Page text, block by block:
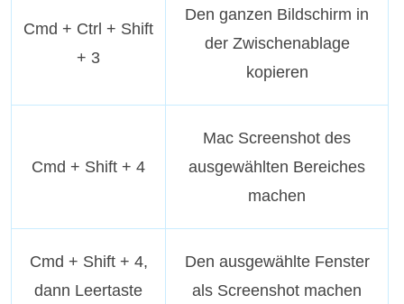
Cmd + Ctrl + Shift
+ 3
Den ganzen Bildschirm in
der Zwischenablage
kopieren
Cmd + Shift + 4
Mac Screenshot des
ausgewählten Bereiches
machen
Cmd + Shift + 4,
dann Leertaste
Den ausgewählte Fenster
als Screenshot machen